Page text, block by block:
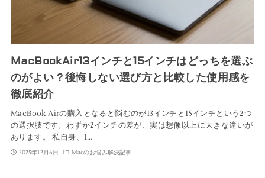
MacBookAir13インチと15インチはどっちを選ぶ
のがよい？後悔しない選び方と比較した使用感を
徹底紹介
MacBook Airの購入となると悩むのが13インチと15インチという2つ
の選択肢です。わずか2インチの差が、実は想像以上に大きな違いが
あります。 私自身、1…
2025年12月6日 Macのお悩み解決記事